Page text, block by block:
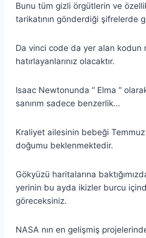
Bunu tüm gizli örgütlerin ve
tarikatının gönderdiği şifrelerde
Da vinci code da yer alan kodun
hatırlayanlarınız olacaktır.
Isaac Newtonunda ” Elma ”
sanırım sadece benzerlik…
Kraliyet ailesinin bebeği
doğumu beklenmektedir.
Gökyüzü haritalarına
yerinin bu ayda ikizler burcu
göreceksiniz.
NASA nın en gelişmiş